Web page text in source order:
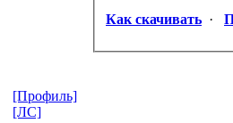
Как скачивать ·
[Профиль]
[ЛС]